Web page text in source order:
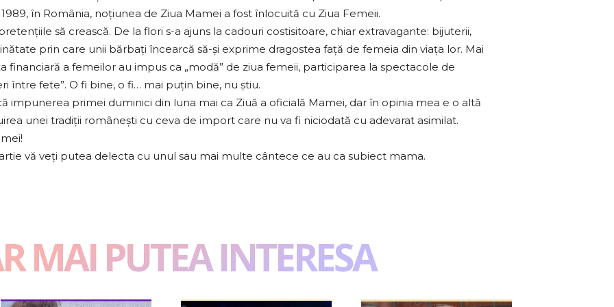
în România, noțiunea de Ziua Mamei a fost înlocuită cu Ziua Femeii.
să crească. De la flori s-a ajuns la cadouri costisitoare, chiar extravagante: bijuterii,
prin care unii bărbați încearcă să-și exprime dragostea față de femeia din viața lor. Mai
a femeilor au impus ca „modă” de ziua femeii, participarea la spectacole de
între fete”. O fi bine, o fi… mai puțin bine, nu știu.
impunerea primei duminici din luna mai ca Ziuă a oficială Mamei, dar în opinia mea e o altă
unei tradiții românești cu ceva de import care nu va fi niciodată cu adevarat asimilat.
vă veți putea delecta cu unul sau mai multe cântece ce au ca subiect mama.
MAI PUTEA INTERESA